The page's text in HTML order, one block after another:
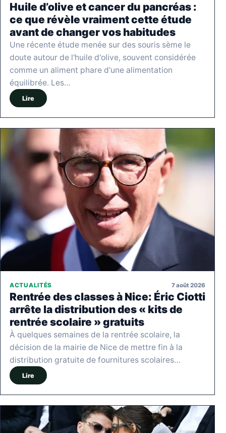
Huile d’olive et cancer du pancréas :
ce que révèle vraiment cette étude
avant de changer vos habitudes
Une récente étude menée sur des souris sème le
doute autour de l'huile d'olive, souvent considérée
comme un aliment phare d'une alimentation
équilibrée. Les…
Lire
ACTUALITÉS 7 août 2026
Rentrée des classes à Nice: Éric Ciotti
arrête la distribution des « kits de
rentrée scolaire » gratuits
À quelques semaines de la rentrée scolaire, la
décision de la mairie de Nice de mettre fin à la
distribution gratuite de fournitures scolaires…
Lire